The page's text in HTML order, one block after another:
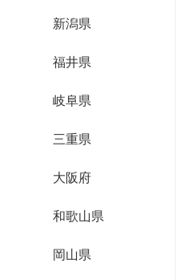
新潟県
福井県
岐阜県
三重県
大阪府
和歌山県
岡山県